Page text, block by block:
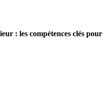
: les compétences clés pour